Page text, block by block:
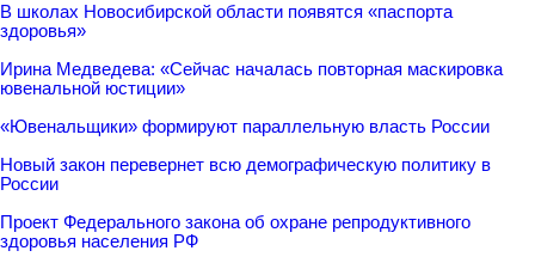
В школах Новосибирской области появятся «паспорта
здоровья»
Ирина Медведева: «Сейчас началась повторная маскировка
ювенальной юстиции»
«Ювенальщики» формируют параллельную власть России
Новый закон перевернет всю демографическую политику в
России
Проект Федерального закона об охране репродуктивного
здоровья населения РФ